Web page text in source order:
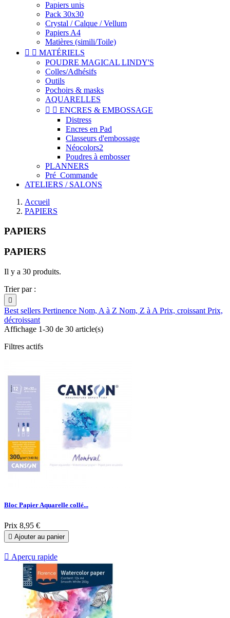
Papiers unis
Pack 30x30
Crystal / Calque / Vellum
Papiers A4
Matières (simili/Toile)
  MATÉRIELS
POUDRE MAGICAL LINDY'S
Colles/Adhésifs
Outils
Pochoirs & masks
AQUARELLES
  ENCRES & EMBOSSAGE
Distress
Encres en Pad
Classeurs d'embossage
Néocolors2
Poudres à embosser
PLANNERS
Pré_Commande
ATELIERS / SALONS
Accueil
PAPIERS
PAPIERS
PAPIERS
Il y a 30 produits.
Trier par :

Best sellers Pertinence Nom, A à Z Nom, Z à A Prix, croissant Prix,
décroissant
Affichage 1-30 de 30 article(s)
Filtres actifs
Bloc Papier Aquarelle collé...
Prix 8,95 €
 Ajouter au panier
 Aperçu rapide